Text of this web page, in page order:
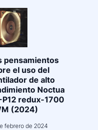
pensamientos
el uso del
de alto
Noctua
P12 redux-1700
(2024)
febrero de 2024